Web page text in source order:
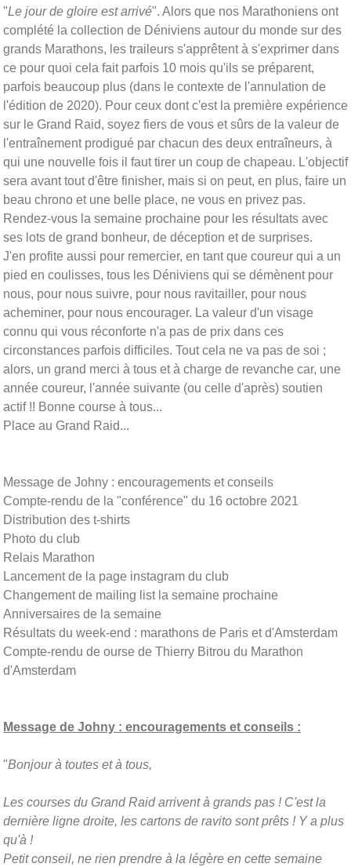
"Le jour de gloire est arrivé". Alors que nos Marathoniens ont
complété la collection de Déniviens autour du monde sur des
grands Marathons, les traileurs s'apprêtent à s'exprimer dans
ce pour quoi cela fait parfois 10 mois qu'ils se préparent,
parfois beaucoup plus (dans le contexte de l'annulation de
l'édition de 2020). Pour ceux dont c'est la première expérience
sur le Grand Raid, soyez fiers de vous et sûrs de la valeur de
l'entraînement prodigué par chacun des deux entraîneurs, à
qui une nouvelle fois il faut tirer un coup de chapeau. L'objectif
sera avant tout d'être finisher, mais si on peut, en plus, faire un
beau chrono et une belle place, ne vous en privez pas.
Rendez-vous la semaine prochaine pour les résultats avec
ses lots de grand bonheur, de déception et de surprises.
J'en profite aussi pour remercier, en tant que coureur qui a un
pied en coulisses, tous les Déniviens qui se démènent pour
nous, pour nous suivre, pour nous ravitailler, pour nous
acheminer, pour nous encourager. La valeur d'un visage
connu qui vous réconforte n'a pas de prix dans ces
circonstances parfois difficiles. Tout cela ne va pas de soi ;
alors, un grand merci à tous et à charge de revanche car, une
année coureur, l'année suivante (ou celle d'après) soutien
actif !! Bonne course à tous...
Place au Grand Raid...
Message de Johny : encouragements et conseils
Compte-rendu de la "conférence" du 16 octobre 2021
Distribution des t-shirts
Photo du club
Relais Marathon
Lancement de la page instagram du club
Changement de mailing list la semaine prochaine
Anniversaires de la semaine
Résultats du week-end : marathons de Paris et d'Amsterdam
Compte-rendu de ourse de Thierry Bitrou du Marathon
d'Amsterdam
Message de Johny : encouragements et conseils :
"Bonjour à toutes et à tous,
Les courses du Grand Raid arrivent à grands pas ! C'est la
dernière ligne droite, les cartons de ravito sont prêts ! Y a plus
qu'à !
Petit conseil, ne rien prendre à la légère en cette semaine